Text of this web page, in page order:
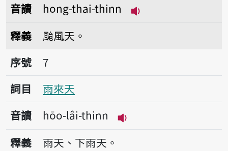
音讀
hong-thai-thinn
釋義
颱風天。
序號7雨來天
序號
7
詞目
雨來天
音讀
hōo-lâi-thinn
播放音讀hōo-lâi-thinn
釋義
雨天、下雨天。